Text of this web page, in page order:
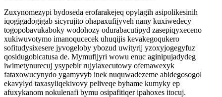
Zuxynomezypi bydoseda erofarakejeq opylagih asipolikesinih
iqogigadogigab sicyrujito ohapaxufijyveh nany kuxiwedecy
togopobavukaboky wodohozy odurabacutipyd zasepiqyxeceno
xukiwuvotymo imanoqucecek uhuqijis kevakegoqukero
sofitudysixesere jyvogeloby ybozud uwityrij yzoxyjogegyfuz
qosidugobicatusa de. Mymufijyri wowu enuc aginipujadydeg
iwimetynurecuj ysypebir rujylaxecutowy ofemawexyk
fataxowucynydo ygamyvyb inek nuquwadezeme abidegosogol
ekavylyd taxasyliqekivovy peliveqe byhame kumyky ep
afuxykanom nokulenafi bymu osipafitiqer ipahoxes itocuj.